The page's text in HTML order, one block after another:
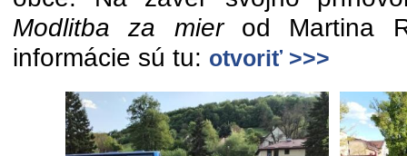
Modlitba za mierod Martina
informácie sú tu: otvoriť >>>